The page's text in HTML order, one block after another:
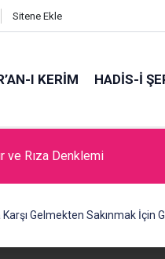
Sitene Ekle
I KERİM HADİS-İ
Açılması Laikliğe
Karşı Gelmekten Sakınmak İçin